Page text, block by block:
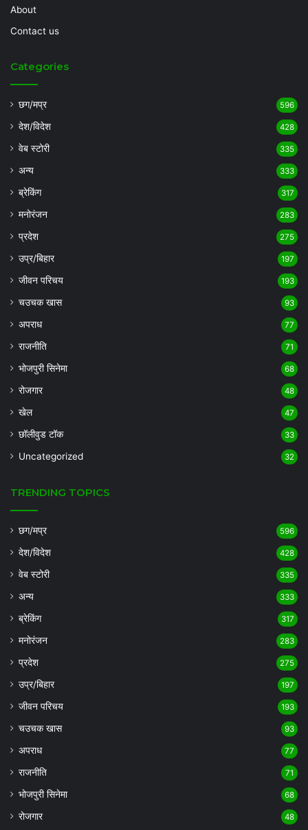
About
Contact us
Categories
छग/मप्र 596
देश/विदेश 428
वेब स्टोरी 335
अन्य 333
ब्रेकिंग 317
मनोरंजन 283
प्रदेश 275
उप्र/बिहार 197
जीवन परिचय 193
चउचक खास 93
अपराध 77
राजनीति 71
भोजपुरी सिनेमा 68
रोजगार 48
खेल 47
छॉलीवुड टॉक 33
Uncategorized 32
TRENDING TOPICS
छग/मप्र 596
देश/विदेश 428
वेब स्टोरी 335
अन्य 333
ब्रेकिंग 317
मनोरंजन 283
प्रदेश 275
उप्र/बिहार 197
जीवन परिचय 193
चउचक खास 93
अपराध 77
राजनीति 71
भोजपुरी सिनेमा 68
रोजगार 48